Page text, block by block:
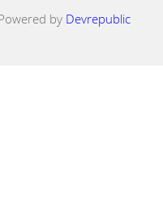
by Devrepublic